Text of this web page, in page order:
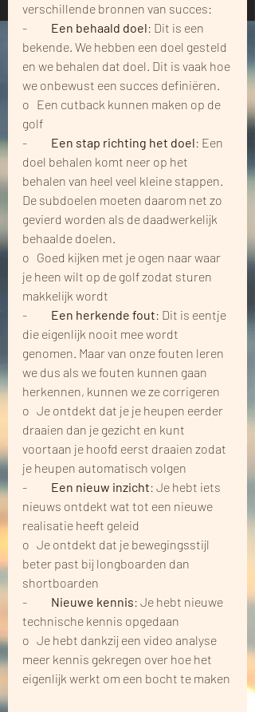
verschillende bronnen van succes:
- Een behaald doel: Dit is een
bekende. We hebben een doel gesteld
en we behalen dat doel. Dit is vaak hoe
we onbewust een succes definiëren.
o   Een cutback kunnen maken op de
golf
- Een stap richting het doel: Een
doel behalen komt neer op het
behalen van heel veel kleine stappen.
De subdoelen moeten daarom net zo
gevierd worden als de daadwerkelijk
behaalde doelen.
o   Goed kijken met je ogen naar waar
je heen wilt op de golf zodat sturen
makkelijk wordt
- Een herkende fout: Dit is eentje
die eigenlijk nooit mee wordt
genomen. Maar van onze fouten leren
we dus als we fouten kunnen gaan
herkennen, kunnen we ze corrigeren
o   Je ontdekt dat je je heupen eerder
draaien dan je gezicht en kunt
voortaan je hoofd eerst draaien zodat
je heupen automatisch volgen
-
Een nieuw inzicht: Je hebt iets
nieuws ontdekt wat tot een nieuwe
realisatie heeft geleid
o   Je ontdekt dat je bewegingsstijl
beter past bij longboarden dan
shortboarden
-
Nieuwe kennis: Je hebt nieuwe
technische kennis opgedaan
o   Je hebt dankzij een video analyse
meer kennis gekregen over hoe het
eigenlijk werkt om een bocht te maken